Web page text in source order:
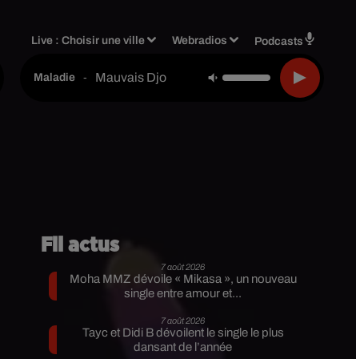
Live :Choisir une ville Webradios Podcasts
Maladie - Mauvais Djo
Fil actus
7 août 2026
Moha MMZ dévoile « Mikasa », un nouveau
single entre amour et...
7 août 2026
Tayc et Didi B dévoilent le single le plus
dansant de l’année